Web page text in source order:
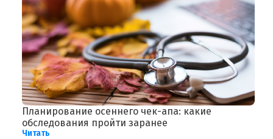
Планирование осеннего чек-апа: какие
обследования пройти заранее
Читать